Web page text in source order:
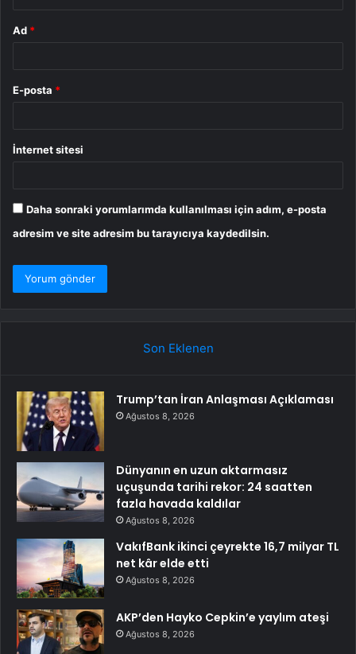
Ad *
E-posta *
İnternet sitesi
Daha sonraki yorumlarımda kullanılması için adım, e-posta
adresim ve site adresim bu tarayıcıya kaydedilsin.
Son Eklenen
Trump’tan İran Anlaşması Açıklaması
Ağustos 8, 2026
Dünyanın en uzun aktarmasız
uçuşunda tarihi rekor: 24 saatten
fazla havada kaldılar
Ağustos 8, 2026
VakıfBank ikinci çeyrekte 16,7 milyar TL
net kâr elde etti
Ağustos 8, 2026
AKP’den Hayko Cepkin’e yaylım ateşi
Ağustos 8, 2026